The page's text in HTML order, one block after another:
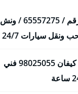
ونش ابو حليفة رقم / 65557275 / ونش
سيارات 24/7
رقم فني تكييف كيفان 98025055 فني